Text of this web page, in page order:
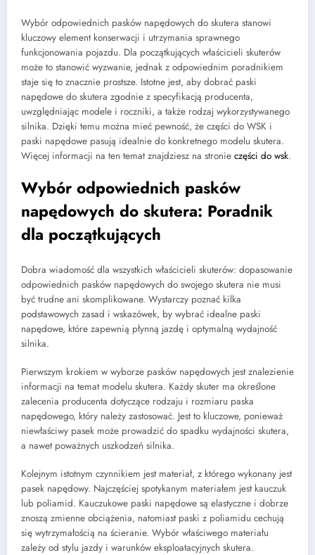
Wybór odpowiednich pasków napędowych do skutera stanowi
kluczowy element konserwacji i utrzymania sprawnego
funkcjonowania pojazdu. Dla początkujących właścicieli skuterów
może to stanowić wyzwanie, jednak z odpowiednim poradnikiem
staje się to znacznie prostsze. Istotne jest, aby dobrać paski
napędowe do skutera zgodnie z specyfikacją producenta,
uwzględniając modele i roczniki, a także rodzaj wykorzystywanego
silnika. Dzięki temu można mieć pewność, że części do WSK i
paski napędowe pasują idealnie do konkretnego modelu skutera.
Więcej informacji na ten temat znajdziesz na stronie części do wsk.
Wybór odpowiednich pasków
napędowych do skutera: Poradnik
dla początkujących
Dobra wiadomość dla wszystkich właścicieli skuterów: dopasowanie
odpowiednich pasków napędowych do swojego skutera nie musi
być trudne ani skomplikowane. Wystarczy poznać kilka
podstawowych zasad i wskazówek, by wybrać idealne paski
napędowe, które zapewnią płynną jazdę i optymalną wydajność
silnika.
Pierwszym krokiem w wyborze pasków napędowych jest znalezienie
informacji na temat modelu skutera. Każdy skuter ma określone
zalecenia producenta dotyczące rodzaju i rozmiaru paska
napędowego, który należy zastosować. Jest to kluczowe, ponieważ
niewłaściwy pasek może prowadzić do spadku wydajności skutera,
a nawet poważnych uszkodzeń silnika.
Kolejnym istotnym czynnikiem jest materiał, z którego wykonany jest
pasek napędowy. Najczęściej spotykanym materiałem jest kauczuk
lub poliamid. Kauczukowe paski napędowe są elastyczne i dobrze
znoszą zmienne obciążenia, natomiast paski z poliamidu cechują
się wytrzymałością na ścieranie. Wybór właściwego materiału
zależy od stylu jazdy i warunków eksploatacyjnych skutera.